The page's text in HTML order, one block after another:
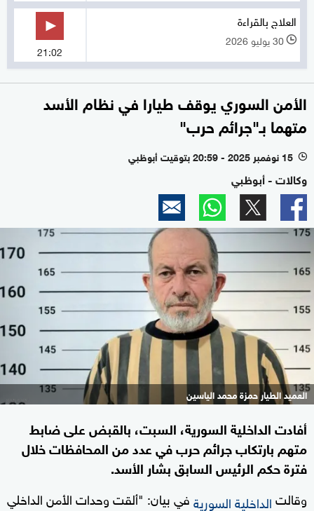
العلاج بالقراءة
l 30 يوليو 2026
21:02
الأمن السوري يوقف طيارا في نظام الأسد
متهما بـ"جرائم حرب"
l 15 نوفمبر 2025 - 20:59 بتوقيت أبوظبي
وكالات - أبوظبي
العميد الطيار حمزة محمد الياسين
أفادت الداخلية السورية، السبت، بالقبض على ضابط
متهم بارتكاب جرائم حرب في عدد من المحافظات خلال
فترة حكم الرئيس السابق بشار الأسد.
وقالتالداخلية السوريةفي بيان: "ألقت وحدات الأمن الداخلي